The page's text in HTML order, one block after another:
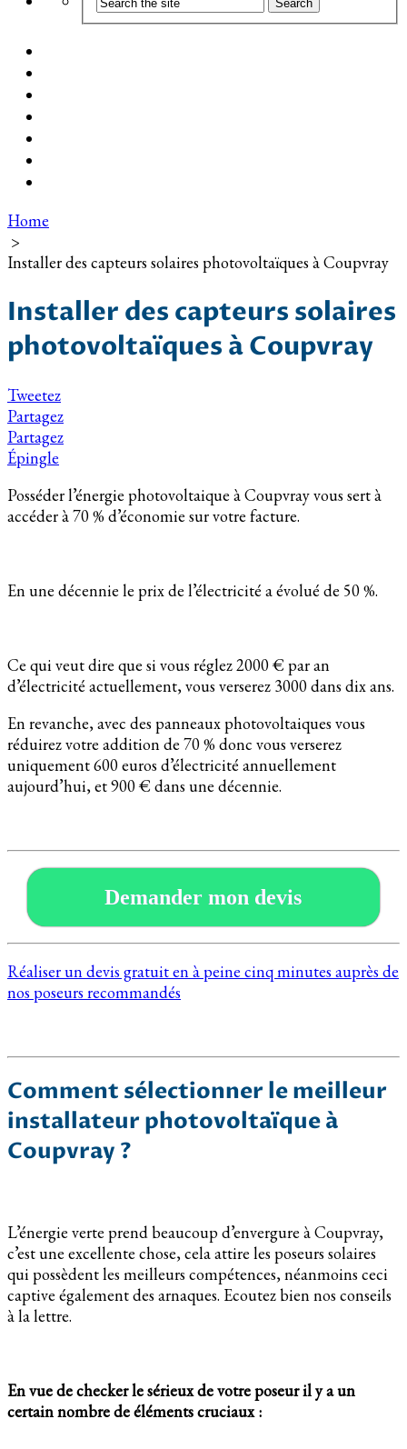
Home
>
Installer des capteurs solaires photovoltaïques à Coupvray
Installer des capteurs solaires
photovoltaïques à Coupvray
Tweetez
Partagez
Partagez
Épingle
Posséder l’énergie photovoltaique à Coupvray vous sert à
accéder à 70 % d’économie sur votre facture.
En une décennie le prix de l’électricité a évolué de 50 %.
Ce qui veut dire que si vous réglez 2000 € par an
d’électricité actuellement, vous verserez 3000 dans dix ans.
En revanche, avec des panneaux photovoltaiques vous
réduirez votre addition de 70 % donc vous verserez
uniquement 600 euros d’électricité annuellement
aujourd’hui, et 900 € dans une décennie.
Demander mon devis
Réaliser un devis gratuit en à peine cinq minutes auprès de
nos poseurs recommandés
Comment sélectionner le meilleur
installateur photovoltaïque à
Coupvray ?
L’énergie verte prend beaucoup d’envergure à Coupvray,
c’est une excellente chose, cela attire les poseurs solaires
qui possèdent les meilleurs compétences, néanmoins ceci
captive également des arnaques. Ecoutez bien nos conseils
à la lettre.
En vue de checker le sérieux de votre poseur il y a un
certain nombre de éléments cruciaux :